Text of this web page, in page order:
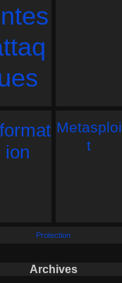
ion
Metasploi
t
Protection
Archives